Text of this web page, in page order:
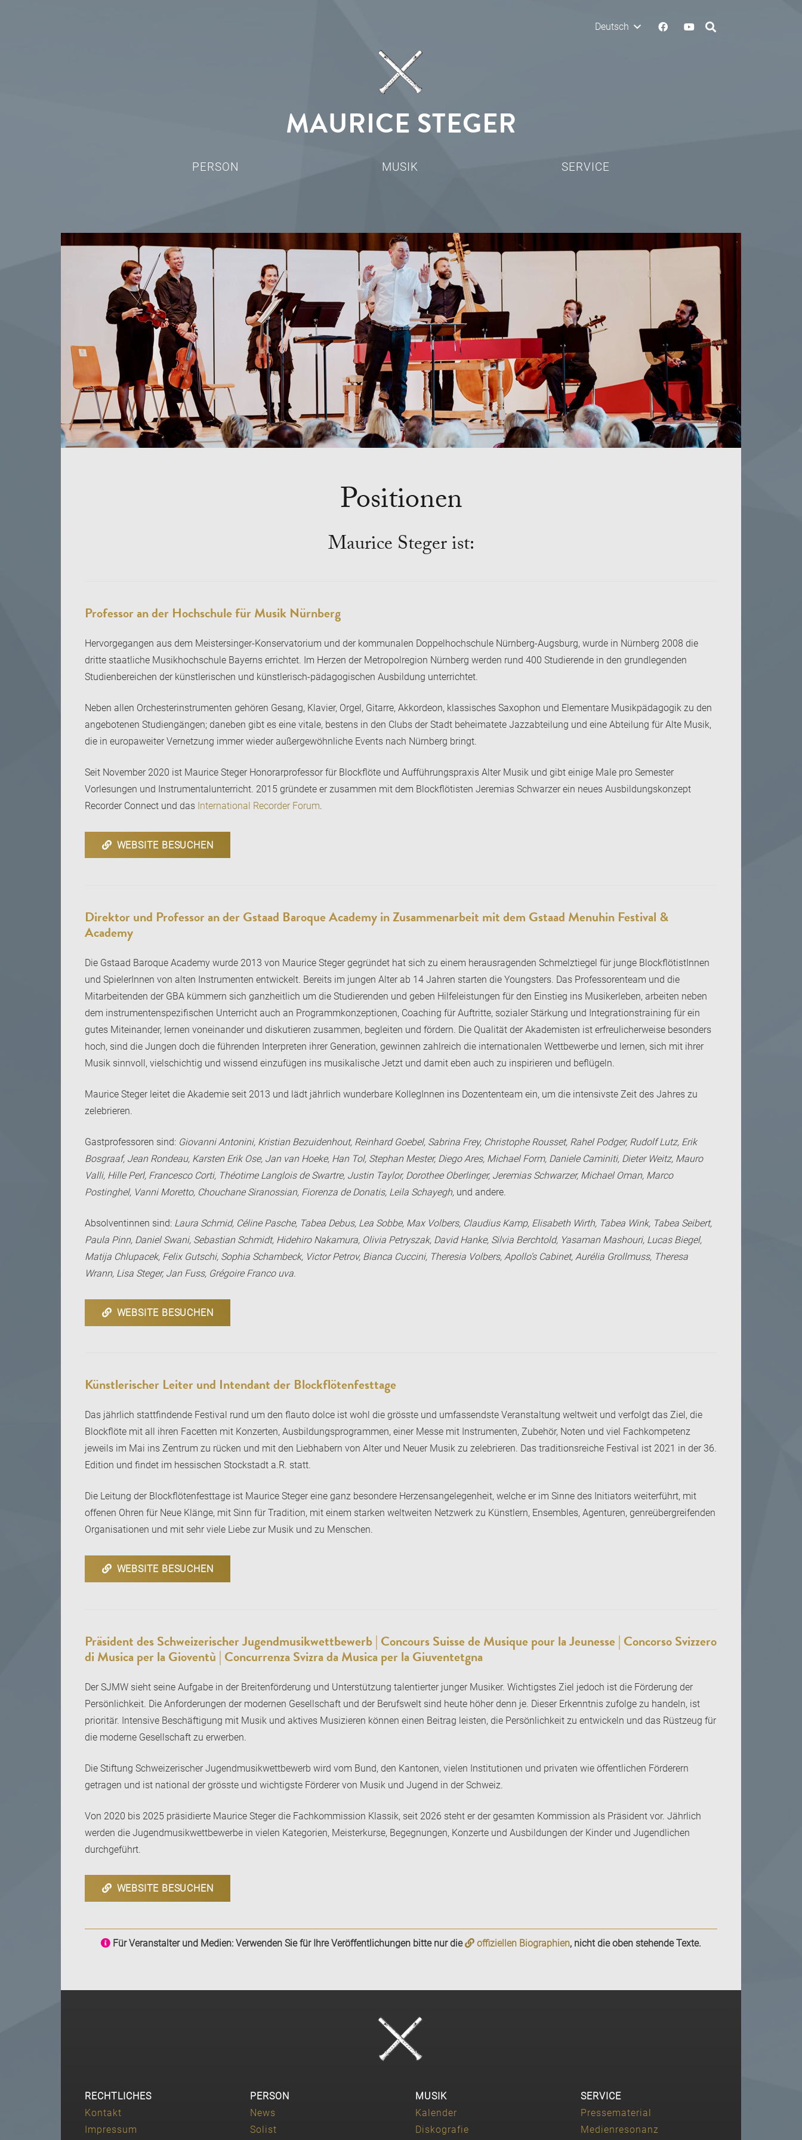
Deutsch
MAURICE STEGER
PERSON MUSIK SERVICE
Positionen
Maurice Steger ist:
Professor an der Hochschule für Musik Nürnberg
Hervorgegangen aus dem Meistersinger-Konservatorium und der kommunalen Doppelhochschule Nürnberg-Augsburg, wurde in Nürnberg 2008 die
dritte staatliche Musikhochschule Bayerns errichtet. Im Herzen der Metropolregion Nürnberg werden rund 400 Studierende in den grundlegenden
Studienbereichen der künstlerischen und künstlerisch-pädagogischen Ausbildung unterrichtet.
Neben allen Orchesterinstrumenten gehören Gesang, Klavier, Orgel, Gitarre, Akkordeon, klassisches Saxophon und Elementare Musikpädagogik zu den
angebotenen Studiengängen; daneben gibt es eine vitale, bestens in den Clubs der Stadt beheimatete Jazzabteilung und eine Abteilung für Alte Musik,
die in europaweiter Vernetzung immer wieder außergewöhnliche Events nach Nürnberg bringt.
Seit November 2020 ist Maurice Steger Honorarprofessor für Blockflöte und Aufführungspraxis Alter Musik und gibt einige Male pro Semester
Vorlesungen und Instrumentalunterricht. 2015 gründete er zusammen mit dem Blockflötisten Jeremias Schwarzer ein neues Ausbildungskonzept
Recorder Connect und das International Recorder Forum.
WEBSITE BESUCHEN
Direktor und Professor an der Gstaad Baroque Academy in Zusammenarbeit mit dem Gstaad Menuhin Festival &
Academy
Die Gstaad Baroque Academy wurde 2013 von Maurice Steger gegründet hat sich zu einem herausragenden Schmelztiegel für junge BlockflötistInnen
und SpielerInnen von alten Instrumenten entwickelt. Bereits im jungen Alter ab 14 Jahren starten die Youngsters. Das Professorenteam und die
Mitarbeitenden der GBA kümmern sich ganzheitlich um die Studierenden und geben Hilfeleistungen für den Einstieg ins Musikerleben, arbeiten neben
dem instrumentenspezifischen Unterricht auch an Programmkonzeptionen, Coaching für Auftritte, sozialer Stärkung und Integrationstraining für ein
gutes Miteinander, lernen voneinander und diskutieren zusammen, begleiten und fördern. Die Qualität der Akademisten ist erfreulicherweise besonders
hoch, sind die Jungen doch die führenden Interpreten ihrer Generation, gewinnen zahlreich die internationalen Wettbewerbe und lernen, sich mit ihrer
Musik sinnvoll, vielschichtig und wissend einzufügen ins musikalische Jetzt und damit eben auch zu inspirieren und beflügeln.
Maurice Steger leitet die Akademie seit 2013 und lädt jährlich wunderbare KollegInnen ins Dozententeam ein, um die intensivste Zeit des Jahres zu
zelebrieren.
Gastprofessoren sind: Giovanni Antonini, Kristian Bezuidenhout, Reinhard Goebel, Sabrina Frey, Christophe Rousset, Rahel Podger, Rudolf Lutz, Erik
Bosgraaf, Jean Rondeau, Karsten Erik Ose, Jan van Hoeke, Han Tol, Stephan Mester, Diego Ares, Michael Form, Daniele Caminiti, Dieter Weitz, Mauro
Valli, Hille Perl, Francesco Corti, Théotime Langlois de Swartre, Justin Taylor, Dorothee Oberlinger, Jeremias Schwarzer, Michael Oman, Marco
Postinghel, Vanni Moretto, Chouchane Siranossian, Fiorenza de Donatis, Leila Schayegh, und andere.
Absolventinnen sind: Laura Schmid, Céline Pasche, Tabea Debus, Lea Sobbe, Max Volbers, Claudius Kamp, Elisabeth Wirth, Tabea Wink, Tabea Seibert,
Paula Pinn, Daniel Swani, Sebastian Schmidt, Hidehiro Nakamura, Olivia Petryszak, David Hanke, Silvia Berchtold, Yasaman Mashouri, Lucas Biegel,
Matija Chlupacek, Felix Gutschi, Sophia Schambeck, Victor Petrov, Bianca Cuccini, Theresia Volbers, Apollo’s Cabinet, Aurélia Grollmuss, Theresa
Wrann, Lisa Steger, Jan Fuss, Grégoire Franco uva.
WEBSITE BESUCHEN
Künstlerischer Leiter und Intendant der Blockflötenfesttage
Das jährlich stattfindende Festival rund um den flauto dolce ist wohl die grösste und umfassendste Veranstaltung weltweit und verfolgt das Ziel, die
Blockflöte mit all ihren Facetten mit Konzerten, Ausbildungsprogrammen, einer Messe mit Instrumenten, Zubehör, Noten und viel Fachkompetenz
jeweils im Mai ins Zentrum zu rücken und mit den Liebhabern von Alter und Neuer Musik zu zelebrieren. Das traditionsreiche Festival ist 2021 in der 36.
Edition und findet im hessischen Stockstadt a.R. statt.
Die Leitung der Blockflötenfesttage ist Maurice Steger eine ganz besondere Herzensangelegenheit, welche er im Sinne des Initiators weiterführt, mit
offenen Ohren für Neue Klänge, mit Sinn für Tradition, mit einem starken weltweiten Netzwerk zu Künstlern, Ensembles, Agenturen, genreübergreifenden
Organisationen und mit sehr viele Liebe zur Musik und zu Menschen.
WEBSITE BESUCHEN
Präsident des Schweizerischer Jugendmusikwettbewerb | Concours Suisse de Musique pour la Jeunesse | Concorso Svizzero
di Musica per la Gioventù | Concurrenza Svizra da Musica per la Giuventetgna
Der SJMW sieht seine Aufgabe in der Breitenförderung und Unterstützung talentierter junger Musiker. Wichtigstes Ziel jedoch ist die Förderung der
Persönlichkeit. Die Anforderungen der modernen Gesellschaft und der Berufswelt sind heute höher denn je. Dieser Erkenntnis zufolge zu handeln, ist
prioritär. Intensive Beschäftigung mit Musik und aktives Musizieren können einen Beitrag leisten, die Persönlichkeit zu entwickeln und das Rüstzeug für
die moderne Gesellschaft zu erwerben.
Die Stiftung Schweizerischer Jugendmusikwettbewerb wird vom Bund, den Kantonen, vielen Institutionen und privaten wie öffentlichen Förderern
getragen und ist national der grösste und wichtigste Förderer von Musik und Jugend in der Schweiz.
Von 2020 bis 2025 präsidierte Maurice Steger die Fachkommission Klassik, seit 2026 steht er der gesamten Kommission als Präsident vor. Jährlich
werden die Jugendmusikwettbewerbe in vielen Kategorien, Meisterkurse, Begegnungen, Konzerte und Ausbildungen der Kinder und Jugendlichen
durchgeführt.
WEBSITE BESUCHEN
Für Veranstalter und Medien: Verwenden Sie für Ihre Veröffentlichungen bitte nur die offiziellen Biographien, nicht die oben stehende Texte.
RECHTLICHES
Kontakt
Impressum
PERSON
News
Solist
MUSIK
Kalender
Diskografie
SERVICE
Pressematerial
Medienresonanz